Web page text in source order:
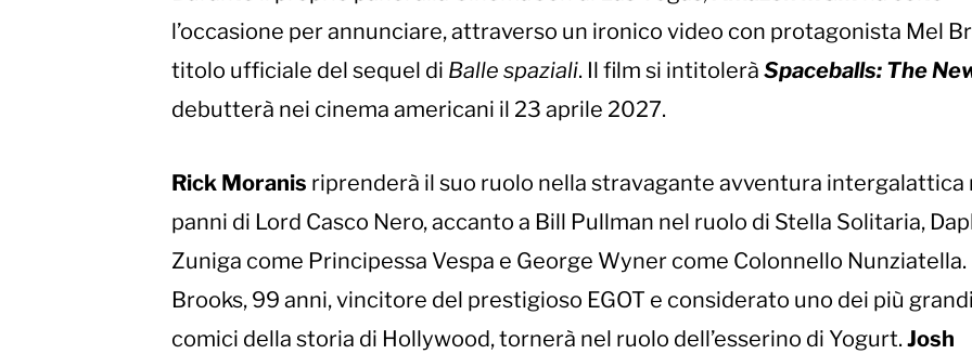
l’occasione per annunciare, attraverso un ironico video con protagonista Mel
titolo ufficiale del sequel di Balle spaziali. Il film si intitolerà Spaceballs: The
debutterà nei cinema americani il 23 aprile 2027.
Rick Moranis riprenderà il suo ruolo nella stravagante avventura intergalattica
panni di Lord Casco Nero, accanto a Bill Pullman nel ruolo di Stella Solitaria,
Zuniga come Principessa Vespa e George Wyner come Colonnello Nunziatella.
Brooks, 99 anni, vincitore del prestigioso EGOT e considerato uno dei più
comici della storia di Hollywood, tornerà nel ruolo dell’esserino di Yogurt.Josh